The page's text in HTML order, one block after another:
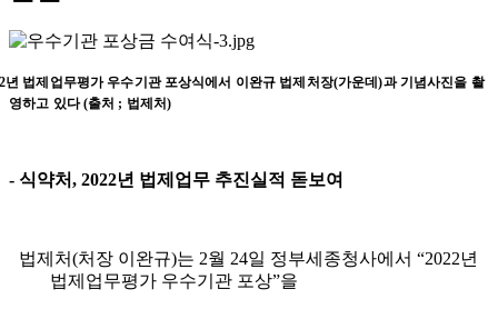
년 법제업무평가 우수기관 포상식에서 이완규 법제처장(가운데)과 기념사진을 촬
영하고 있다(출처 ; 법제처)
- 식약처, 2022년 법제업무 추진실적 돋보여
법제처(처장 이완규)는 2월 24일 정부세종청사에서 “2022년
법제업무평가 우수기 관 포상”을